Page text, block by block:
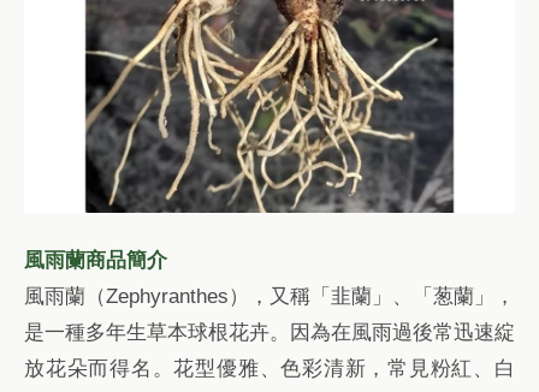
風雨蘭商品簡介
風雨蘭（Zephyranthes），又稱「韭蘭」、「葱蘭」，
是一種多年生草本球根花卉。因為在風雨過後常迅速綻
放花朵而得名。花型優雅、色彩清新，常見粉紅、白